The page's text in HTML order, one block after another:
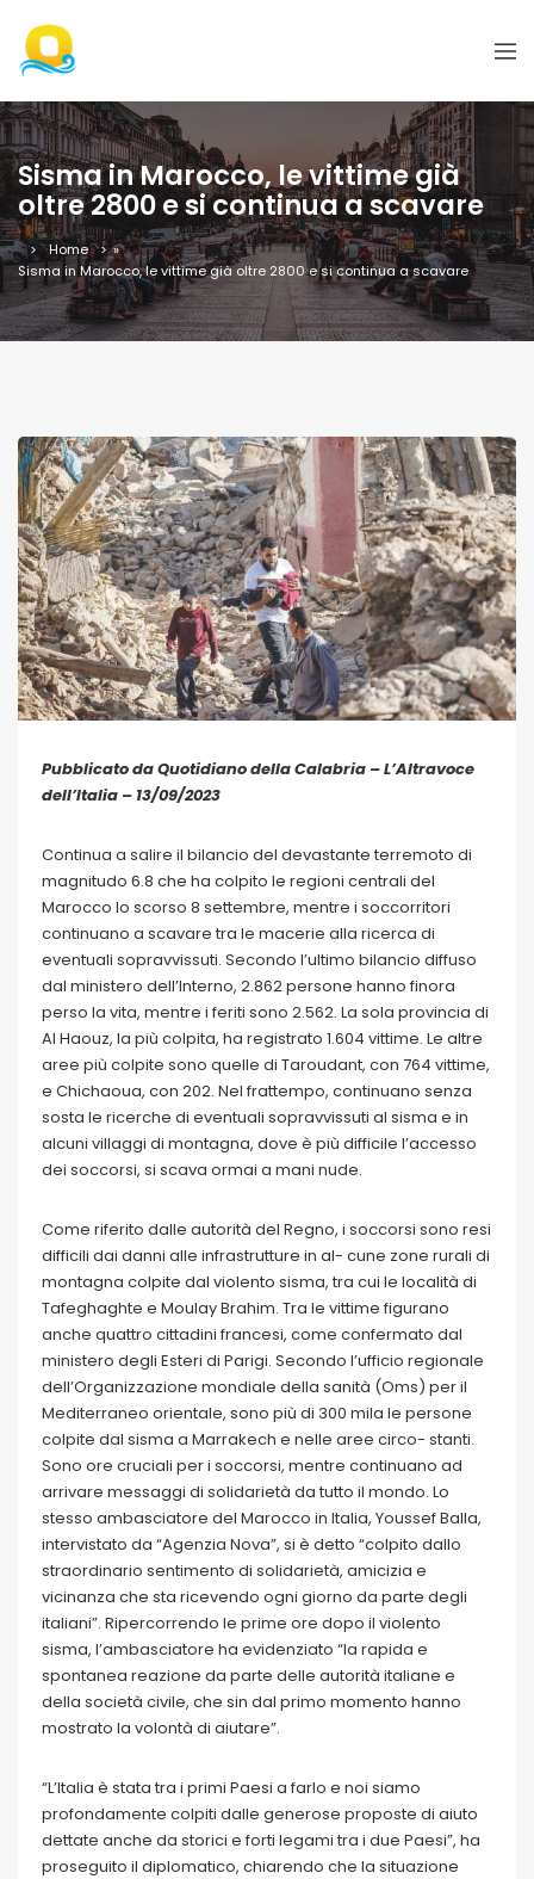
Sisma in Marocco, le vittime già
oltre 2800 e si continua a scavare
Home
»
Sisma in Marocco, le vittime già oltre 2800 e si continua a scavare
Pubblicato da Quotidiano della Calabria – L’Altravoce
dell’Italia – 13/09/2023
Continua a salire il bilancio del devastante terremoto di
magnitudo 6.8 che ha colpito le regioni centrali del
Marocco lo scorso 8 settembre, mentre i soccorritori
continuano a scavare tra le macerie alla ricerca di
eventuali sopravvissuti. Secondo l’ultimo bilancio diffuso
dal ministero dell’Interno, 2.862 persone hanno finora
perso la vita, mentre i feriti sono 2.562. La sola provincia di
Al Haouz, la più colpita, ha registrato 1.604 vittime. Le altre
aree più colpite sono quelle di Taroudant, con 764 vittime,
e Chichaoua, con 202. Nel frattempo, continuano senza
sosta le ricerche di eventuali sopravvissuti al sisma e in
alcuni villaggi di montagna, dove è più difficile l’accesso
dei soccorsi, si scava ormai a mani nude.
Come riferito dalle autorità del Regno, i soccorsi sono resi
difficili dai danni alle infrastrutture in al- cune zone rurali di
montagna colpite dal violento sisma, tra cui le località di
Tafeghaghte e Moulay Brahim. Tra le vittime figurano
anche quattro cittadini francesi, come confermato dal
ministero degli Esteri di Parigi. Secondo l’ufficio regionale
dell’Organizzazione mondiale della sanità (Oms) per il
Mediterraneo orientale, sono più di 300 mila le persone
colpite dal sisma a Marrakech e nelle aree circo- stanti.
Sono ore cruciali per i soccorsi, mentre continuano ad
arrivare messaggi di solidarietà da tutto il mondo. Lo
stesso ambasciatore del Marocco in Italia, Youssef Balla,
intervistato da “Agenzia Nova”, si è detto “colpito dallo
straordinario sentimento di solidarietà, amicizia e
vicinanza che sta ricevendo ogni giorno da parte degli
italiani”. Ripercorrendo le prime ore dopo il violento
sisma, l’ambasciatore ha evidenziato “la rapida e
spontanea reazione da parte delle autorità italiane e
della società civile, che sin dal primo momento hanno
mostrato la volontà di aiutare”.
“L’Italia è stata tra i primi Paesi a farlo e noi siamo
profondamente colpiti dalle generose proposte di aiuto
dettate anche da storici e forti legami tra i due Paesi”, ha
proseguito il diplomatico, chiarendo che la situazione